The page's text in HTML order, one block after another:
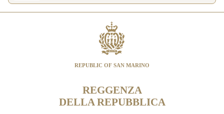
REPUBLIC OF SAN MARINO
REGGENZA
DELLA REPUBBLICA